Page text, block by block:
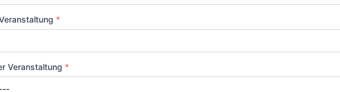
*
Veranstaltung *